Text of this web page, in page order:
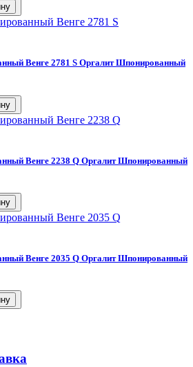
Венге 2781 SОргалит Шпонированный
Венге 2238 Q Оргалит Шпонированный
Венге 2035 Q Оргалит Шпонированный